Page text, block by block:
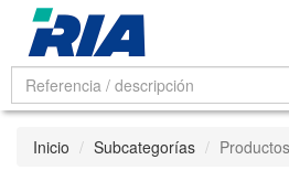
Inicio Subcategorías Productos